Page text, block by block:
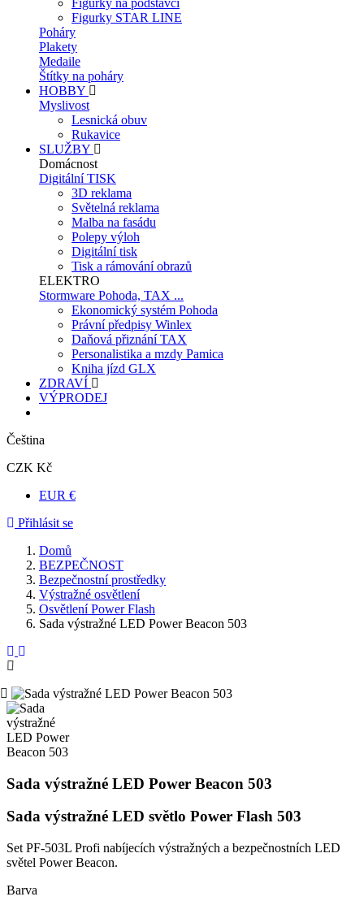
Figurky na podstavci
Figurky STAR LINE
Poháry
Plakety
Medaile
Štítky na poháry
HOBBY
Myslivost
Lesnická obuv
Rukavice
SLUŽBY
Domácnost
Digitální TISK
3D reklama
Světelná reklama
Malba na fasádu
Polepy výloh
Digitální tisk
Tisk a rámování obrazů
ELEKTRO
Stormware Pohoda, TAX ...
Ekonomický systém Pohoda
Právní předpisy Winlex
Daňová přiznání TAX
Personalistika a mzdy Pamica
Kniha jízd GLX
ZDRAVÍ
VÝPRODEJ
Čeština
CZK Kč
EUR €
Přihlásit se
Domů
BEZPEČNOST
Bezpečnostní prostředky
Výstražné osvětlení
Osvětlení Power Flash
Sada výstražné LED Power Beacon 503
Sada výstražné LED Power Beacon 503
Sada výstražné LED světlo Power Flash 503
Set PF-503L Profi nabíjecích výstražných a bezpečnostních LED
světel Power Beacon.
Barva